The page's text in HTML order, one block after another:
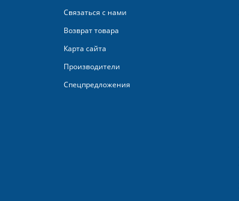
Связаться с нами
Возврат товара
Карта сайта
Производители
Спецпредложения